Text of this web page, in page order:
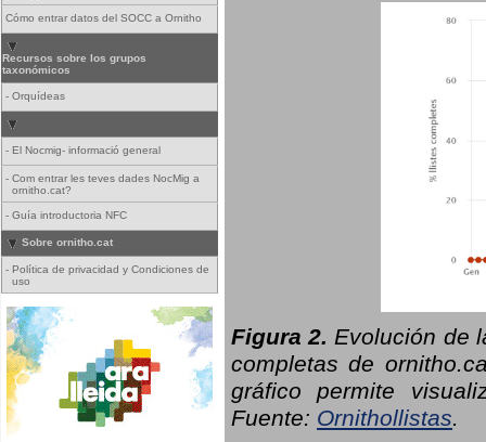
Cómo entrar datos del SOCC a Ornitho
Recursos sobre los grupos
taxonómicos
- Orquídeas
- El Nocmig- informació general
- Com entrar les teves dades NocMig a
ornitho.cat?
- Guía introductoria NFC
Sobre ornitho.cat
- Política de privacidad y Condiciones de
uso
Figura 2. Evolución de
completas de
gráfico permite
Fuente: Ornithollistas.